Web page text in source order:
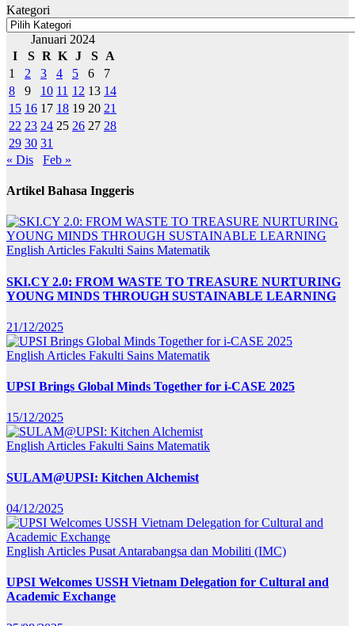
Kategori
Januari 2024
I
S R K J S
A
1
2 3 4 5 6
7
8
9 10 11 12 13 14
15 16 17 18 19 20 21
22 23 24 25 26 27 28
29 30 31
« Dis
Feb »
Artikel Bahasa Inggeris
English Articles Fakulti Sains Matematik
SKI.CY 2.0: FROM WASTE TO TREASURE NURTURING
YOUNG MINDS THROUGH SUSTAINABLE LEARNING
21/12/2025
English Articles Fakulti Sains Matematik
UPSI Brings Global Minds Together for i-CASE 2025
15/12/2025
English Articles Fakulti Sains Matematik
SULAM@UPSI: Kitchen Alchemist
04/12/2025
English Articles Pusat Antarabangsa dan Mobiliti (IMC)
UPSI Welcomes USSH Vietnam Delegation for Cultural and
Academic Exchange